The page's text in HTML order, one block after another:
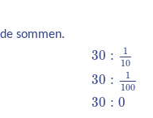
sommen.
30 :
1
10
30 :
1
100
30 : 0